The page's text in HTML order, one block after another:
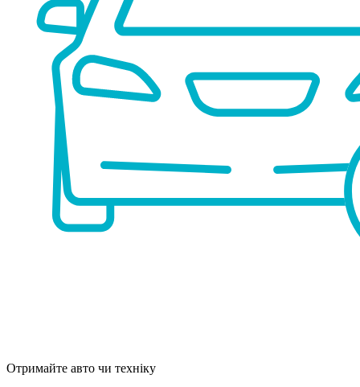
Отримайте авто чи техніку